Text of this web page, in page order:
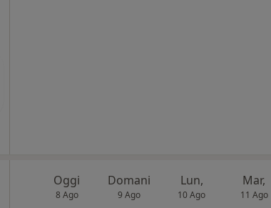
Oggi
8 Ago
Domani
9 Ago
Lun,
10 Ago
Mar,
11 Ago